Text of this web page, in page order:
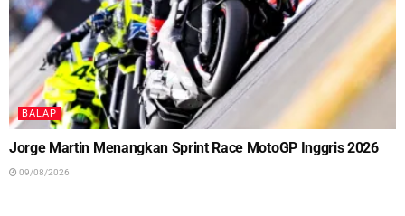
BALAP
Jorge Martin Menangkan Sprint Race MotoGP Inggris 2026
09/08/2026